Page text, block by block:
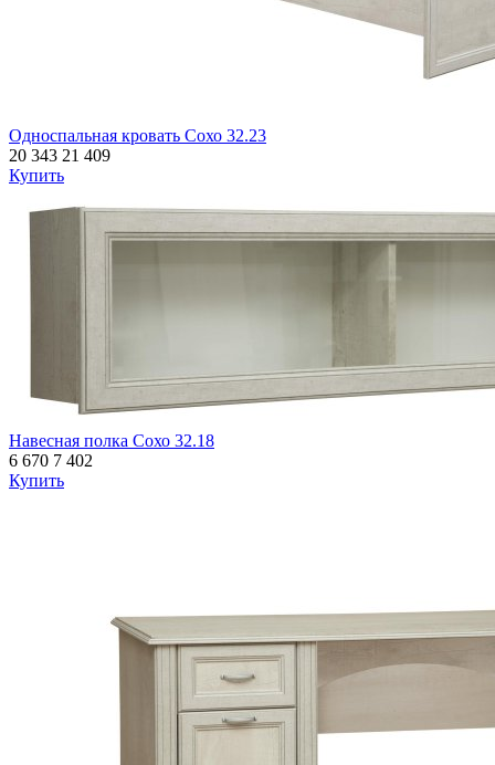
Односпальная кровать Сохо 32.23
20 343 21 409
Купить
Навесная полка Сохо 32.18
6 670 7 402
Купить